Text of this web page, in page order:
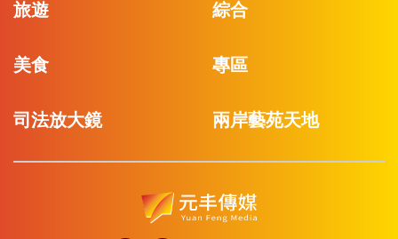
旅遊 綜合
美食 專區
司法放大鏡 兩岸藝苑天地